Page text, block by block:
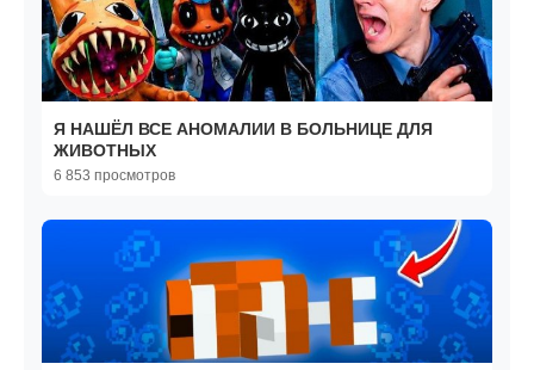
Я НАШЁЛ ВСЕ АНОМАЛИИ В БОЛЬНИЦЕ ДЛЯ
ЖИВОТНЫХ
6 853 просмотров